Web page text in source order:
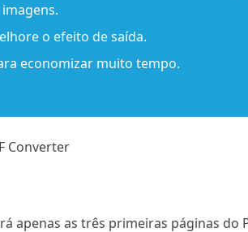
o efeito de saída.
economizar muito tempo.
Converter
apenas as três primeiras páginas do